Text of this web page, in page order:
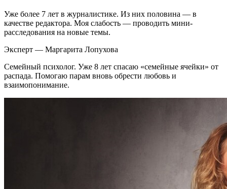
Уже более 7 лет в журналистике. Из них половина — в
качестве редактора. Моя слабость — проводить мини-
расследования на новые темы.
Эксперт — Маргарита Лопухова
Семейный психолог. Уже 8 лет спасаю «семейные ячейки» от
распада. Помогаю парам вновь обрести любовь и
взаимопонимание.